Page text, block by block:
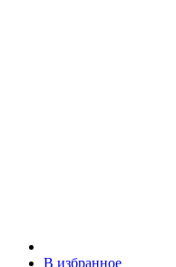
В избранное